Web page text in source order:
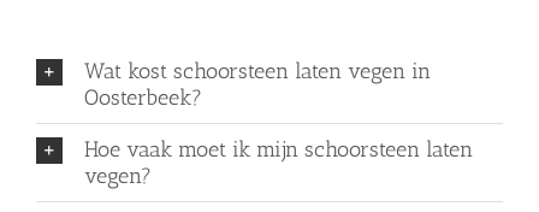
Wat kost schoorsteen laten vegen in
Oosterbeek?
Hoe vaak moet ik mijn schoorsteen laten
vegen?